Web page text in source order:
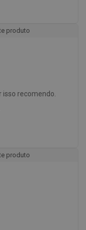
produto
isso recomendo.
produto